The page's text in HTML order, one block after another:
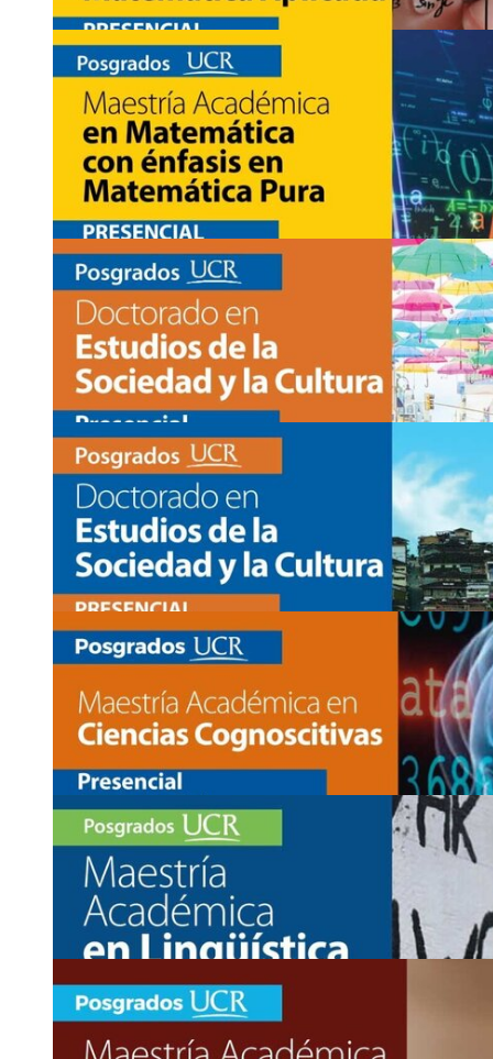
JUN
Ingreso a posgrado: Maestría Académica en
Matemática …
www.sep.ucr.ac.cr/ppm-maestrias/ppm-matematica-aplicada
Asistencia:presencial
matemubjeatica @seppyjb
JUN
Ingreso a posgrado: Maestría Académica en
Matemática Pura
www.sep.ucr.ac.cr/ppm-maestrias/ppm-matematica-pura
2511-5237
matemgjjsatica @sepyyej.ucr.ac.cr
JUN
Ingreso a posgrado: Doctorado en Estudios de
www.sep.ucr.ac.cr/pdesc-doctorado
2511-1454
descjght.sep @ucrtmms.ac.cr
JUN
Ingreso a posgrado: Doctorado en Estudios de
(Recinto de …
www.sep.ucr.ac.cr/pdesc-doctorado
2511-1454